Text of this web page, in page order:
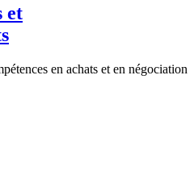
et
en achats et en négociation